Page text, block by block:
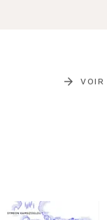
arrow_forward VOIR